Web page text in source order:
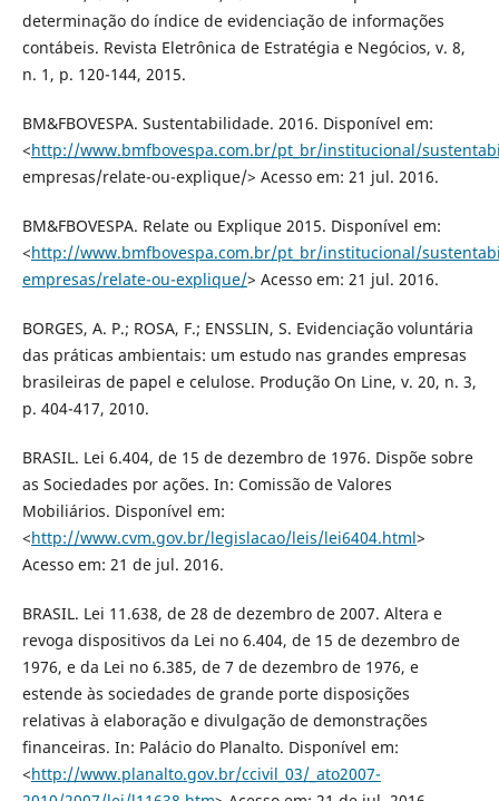
determinação do índice de evidenciação de informações
contábeis. Revista Eletrônica de Estratégia e Negócios, v. 8,
n. 1, p. 120-144, 2015.
BM&FBOVESPA. Sustentabilidade. 2016. Disponível em:
<http://www.bmfbovespa.com.br/pt_br/institucional/
empresas/relate-ou-explique/> Acesso em: 21 jul. 2016.
BM&FBOVESPA. Relate ou Explique 2015. Disponível em:
<http://www.bmfbovespa.com.br/pt_br/institucional/
empresas/relate-ou-explique/> Acesso em: 21 jul. 2016.
BORGES, A. P.; ROSA, F.; ENSSLIN, S. Evidenciação voluntária
das práticas ambientais: um estudo nas grandes empresas
brasileiras de papel e celulose. Produção On Line, v. 20, n. 3,
p. 404-417, 2010.
BRASIL. Lei 6.404, de 15 de dezembro de 1976. Dispõe sobre
as Sociedades por ações. In: Comissão de Valores
Mobiliários. Disponível em:
<http://www.cvm.gov.br/legislacao/leis/lei6404.html>
Acesso em: 21 de jul. 2016.
BRASIL. Lei 11.638, de 28 de dezembro de 2007. Altera e
revoga dispositivos da Lei no 6.404, de 15 de dezembro de
1976, e da Lei no 6.385, de 7 de dezembro de 1976, e
estende às sociedades de grande porte disposições
relativas à elaboração e divulgação de demonstrações
financeiras. In: Palácio do Planalto. Disponível em:
<http://www.planalto.gov.br/ccivil_03/_ato2007-